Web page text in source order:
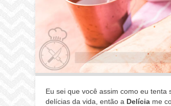
Eu sei que você assim como eu
delícias da vida, então a Delíciame